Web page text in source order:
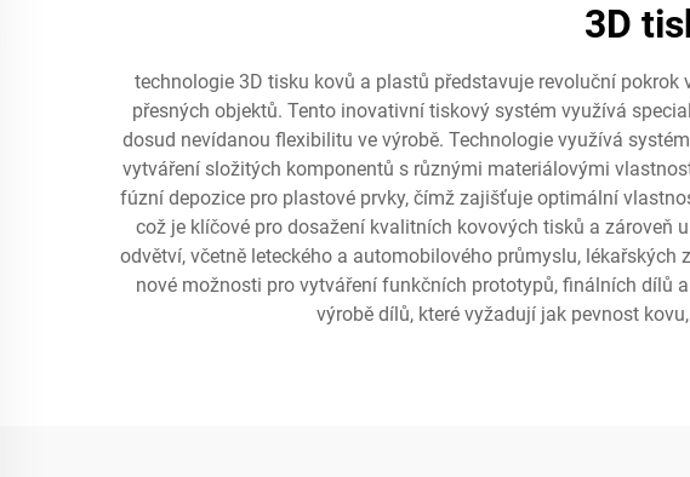
3D
technologie 3D tisku kovů a plastů představuje revoluční
přesných objektů. Tento inovativní tiskový systém využívá
dosud nevídanou flexibilitu ve výrobě. Technologie využívá
vytváření složitých komponentů s různými materiálovými
fúzní depozice pro plastové prvky, čímž zajišťuje optimální
což je klíčové pro dosažení kvalitních kovových tisků a
odvětví, včetně leteckého a automobilového průmyslu,
nové možnosti pro vytváření funkčních prototypů, finálních dílů
výrobě dílů, které vyžadují jak pevnost